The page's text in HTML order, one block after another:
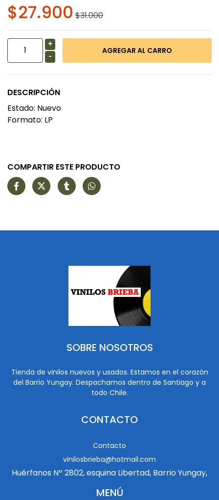
$27.900 $31.000
+
-
DESCRIPCIÓN
Estado: Nuevo
Formato: LP
COMPARTIR ESTE PRODUCTO
SOBRE NOSOTROS
Tienda de vinilos nuevos y usados. Estamos en el corazón
del Barrio Yungay. Despachamos dentro de Santiago y a
todo Chile.
CONTACTO
Contacto
vinilosbrieba@hotmail.com
Huérfanos Nº 2802, esquina Libertad, Barrio Yungay,
MENÚ